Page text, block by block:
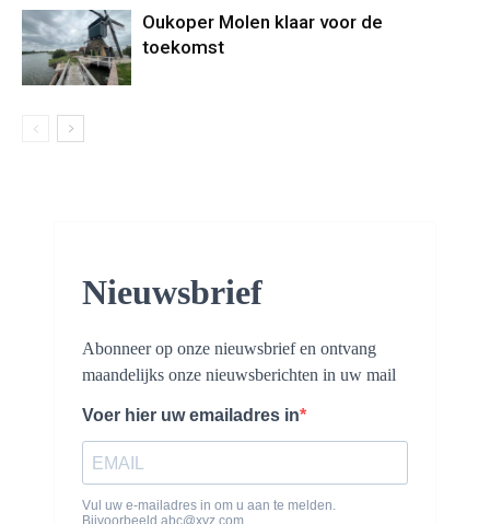
Oukoper Molen klaar voor de
toekomst